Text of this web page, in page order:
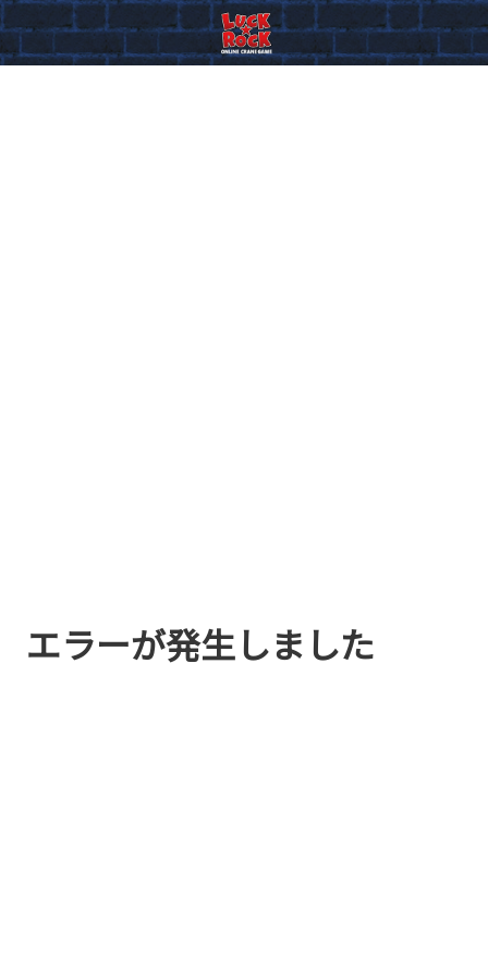
エラーが発生しました